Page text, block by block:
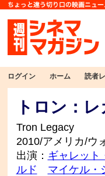
ログイン ホーム 読者
トロン：
Tron Legacy
2010/アメリカ/ウ
出演： ギャレット
ルド
マイケル・